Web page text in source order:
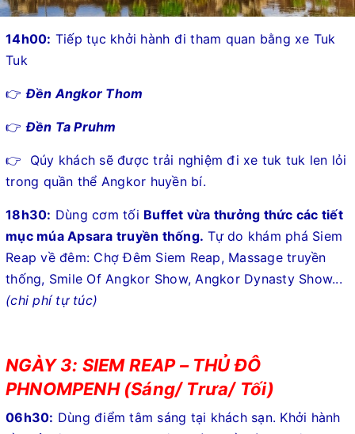
14h00: Tiếp tục khởi hành đi tham quan bằng xe Tuk
Tuk
👉Đền Angkor Thom
👉Đền Ta Pruhm
👉 Qúy khách sẽ được trải nghiệm đi xe tuk tuk len lỏi
trong quần thể Angkor huyền bí.
18h30: Dùng cơm tối Buffet vừa thưởng thức các tiết
mục múa Apsara truyền thống. Tự do khám phá Siem
Reap về đêm: Chợ Đêm Siem Reap, Massage truyền
thống, Smile Of Angkor Show, Angkor Dynasty Show...
(chi phí tự túc)
NGÀY 3: SIEM REAP – THỦ ĐÔ
PHNOMPENH (Sáng/ Trưa/ Tối)
06h30: Dùng điểm tâm sáng tại khách sạn. Khởi hành